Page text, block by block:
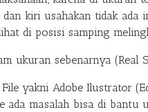
dan kiri usahakan tidak ada
di posisi samping
ukuran sebenarnya (Real
yakni Adobe Ilustrator
ada masalah bisa di bantu